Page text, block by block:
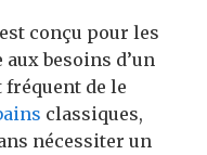
est conçu pour les
besoins d’un
fréquent de le
classiques,
nécessiter un